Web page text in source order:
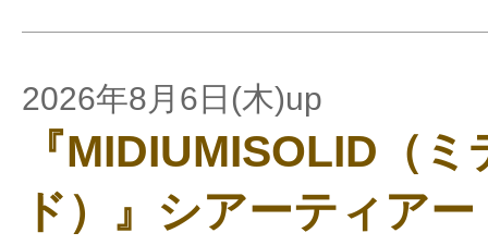
2026年8月6日(木)up
『MIDIUMISOLID（
ド）』シアーティア